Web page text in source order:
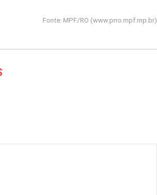
Fonte: MPF/RO (www.prro.mpf.mp.br)